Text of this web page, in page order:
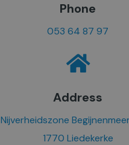
Phone
053 64 87 97
Address
Nijverheidszone
1770 Liedekerke